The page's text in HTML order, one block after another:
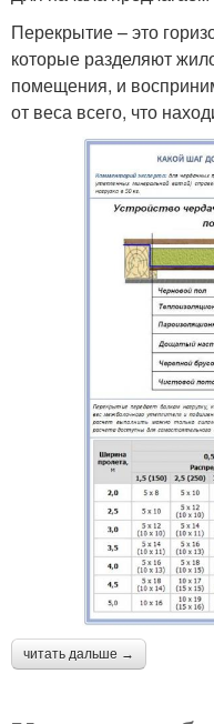
Перекрытие – это
которые разделяют
помещения, и
от веса всего, что
читать дальше →